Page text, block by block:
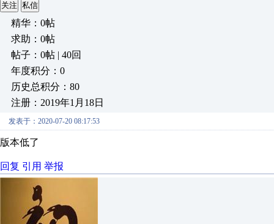
关注 私信
精华：0帖
求助：0帖
帖子：0帖 | 40回
年度积分：0
历史总积分：80
注册：2019年1月18日
发表于：2020-07-20 08:17:53
版本低了
回复 引用 举报